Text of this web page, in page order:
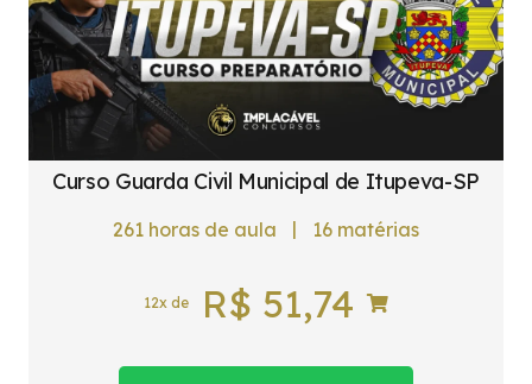
Curso Guarda Civil Municipal de Itupeva-SP
261 horas de aula | 16matérias
12x de R$ 51,74